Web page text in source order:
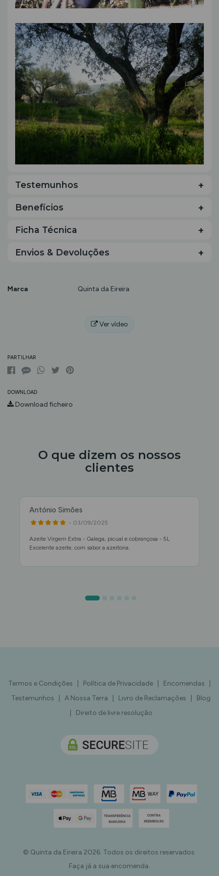
Testemunhos
Benefícios
Ficha Técnica
Envios & Devoluções
Marca
Quinta da Eireira
Ver vídeo
PARTILHAR
DOWNLOAD
Download ficheiro
O que dizem os nossos
clientes
António Simões
• 03/09/2025
Azeite Virgem Extra - Galega, picual e cobrançosa - 5L
Excelente azeite, com sabor a azeitona.
Termos e Condições Política de Privacidade Encomendas
Testemunhos
A Nossa Terra Livro de Reclamações
Blog
Direito de livre resolução
© Quinta da Eireira 2026. Todos os direitos reservados.
Faça já a sua encomenda.